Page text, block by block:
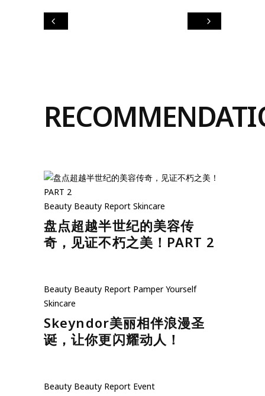
Beauty Beauty Report Skincare
盘点超越半世纪的美容传
奇，见证不朽之美！PART 2
Beauty Beauty Report Pamper Yourself
Skincare
Skeyndor美丽相伴浪漫圣
诞，让你更闪耀动人！
Beauty Beauty Report Event